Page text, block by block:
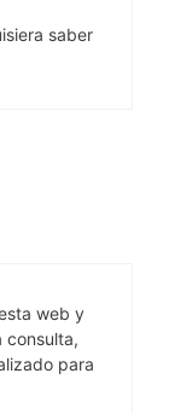
saber
web y
consulta,
para